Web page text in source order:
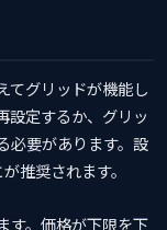
てグリッドが機能し
設定するか、グリッ
必要があります。設
推奨されます。
す。価格が下限を下